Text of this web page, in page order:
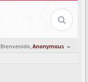
Bienvenido,Anonymous